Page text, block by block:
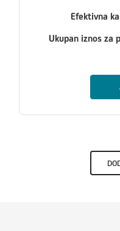
Efektivna
Ukupan iznos za